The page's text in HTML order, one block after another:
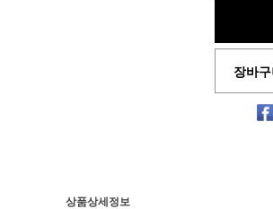
장바구
상품상세정보